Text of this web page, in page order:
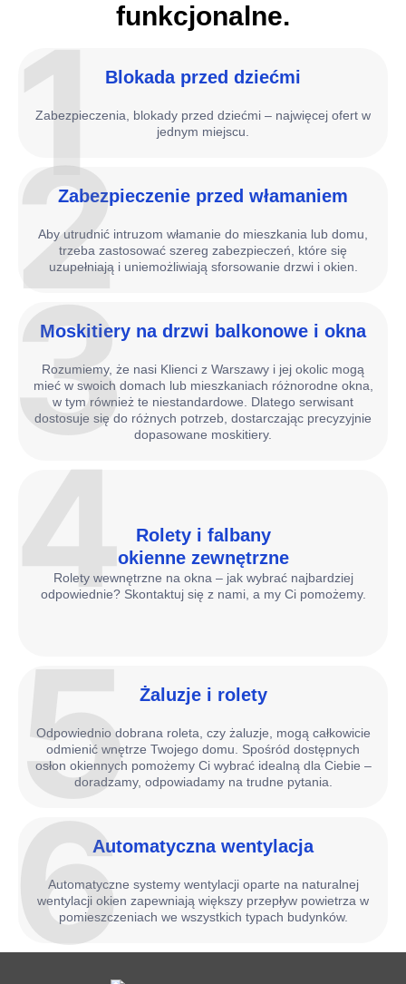
funkcjonalne.
Blokada przed dziećmi
Zabezpieczenia, blokady przed dziećmi – najwięcej ofert w
jednym miejscu.
1
Zabezpieczenie przed włamaniem
Aby utrudnić intruzom włamanie do mieszkania lub domu,
trzeba zastosować szereg zabezpieczeń, które się
uzupełniają i uniemożliwiają sforsowanie drzwi i okien.
2
Moskitiery na drzwi balkonowe i okna
Rozumiemy, że nasi Klienci z Warszawy i jej okolic mogą
mieć w swoich domach lub mieszkaniach różnorodne okna,
w tym również te niestandardowe. Dlatego serwisant
dostosuje się do różnych potrzeb, dostarczając precyzyjnie
dopasowane moskitiery.
3
Rolety i falbany
okienne zewnętrzne
4
Rolety wewnętrzne na okna – jak wybrać najbardziej
odpowiednie? Skontaktuj się z nami, a my Ci pomożemy.
Żaluzje i rolety
Odpowiednio dobrana roleta, czy żaluzje, mogą całkowicie
odmienić wnętrze Twojego domu. Spośród dostępnych
osłon okiennych pomożemy Ci wybrać idealną dla Ciebie –
doradzamy, odpowiadamy na trudne pytania.
5
Automatyczna wentylacja
Automatyczne systemy wentylacji oparte na naturalnej
wentylacji okien zapewniają większy przepływ powietrza w
pomieszczeniach we wszystkich typach budynków.
6